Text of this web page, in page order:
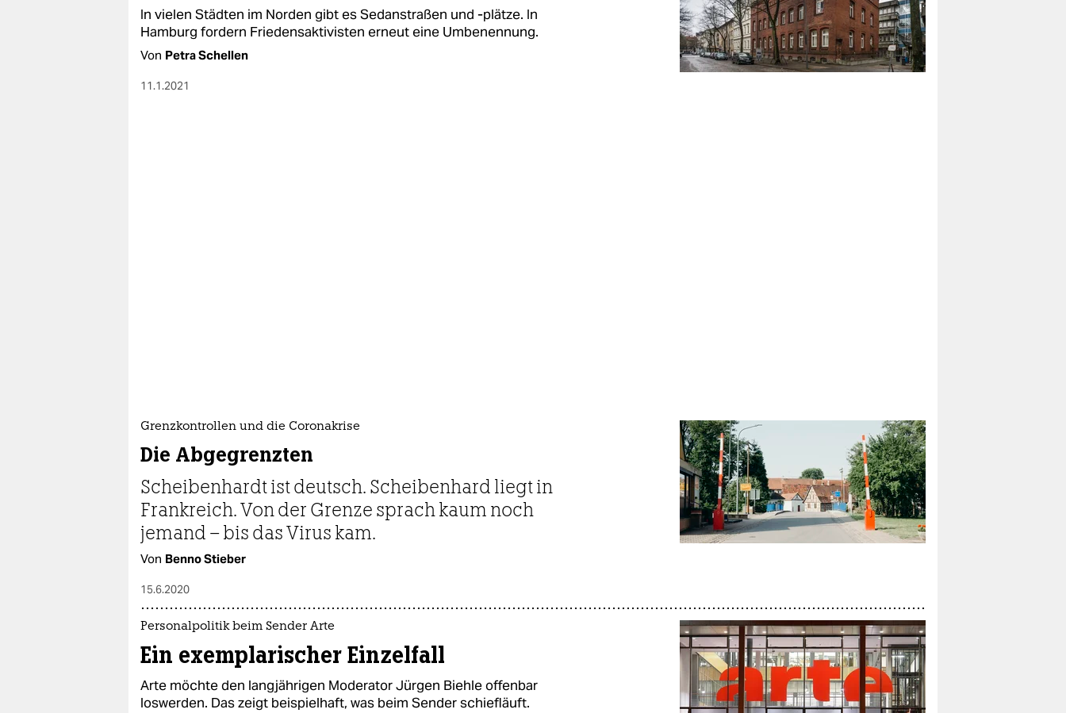
In vielen Städten im Norden gibt es Sedanstraßen und -plätze. In
Hamburg fordern Friedensaktivisten erneut eine Umbenennung.
Von Petra Schellen
11.1.2021
Grenzkontrollen und die Coronakrise
Die Abgegrenzten
Scheibenhardt ist deutsch. Scheibenhard liegt in
Frankreich. Von der Grenze sprach kaum noch
jemand – bis das Virus kam.
Von Benno Stieber
15.6.2020
Personalpolitik beim Sender Arte
Ein exemplarischer Einzelfall
Arte möchte den langjährigen Moderator Jürgen Biehle offenbar
loswerden. Das zeigt beispielhaft, was beim Sender schiefläuft.